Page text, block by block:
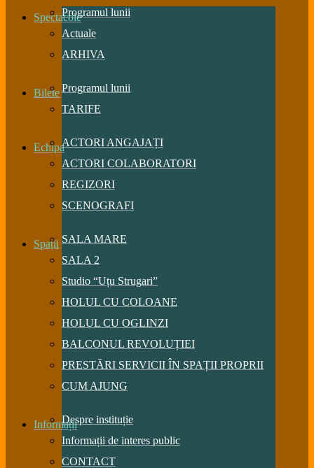
SpectacoleProgramul lunii
Actuale
ARHIVA
BileteProgramul lunii
TARIFE
EchipaACTORI ANGAJAȚI
ACTORI COLABORATORI
REGIZORI
SCENOGRAFI
Spații SALA MARE
SALA 2
Studio “Uțu Strugari”
HOLUL CU COLOANE
HOLUL CU OGLINZI
BALCONUL REVOLUȚIEI
PRESTĂRI SERVICII ÎN SPAȚII PROPRII
CUM AJUNG
InformațiiDespre instituție
Informații de interes public
CONTACT